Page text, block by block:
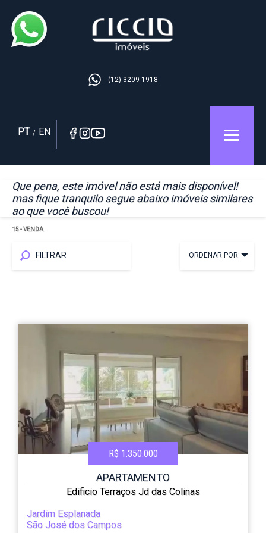
(12) 3209-1918
PT / EN
Que pena, este imóvel não está mais disponível!
mas fique tranquilo segue abaixo imóveis similares
ao que você buscou!
15- VENDA
FILTRAR ORDENAR POR:
R$ 1.350.000
APARTAMENTO
Edificio Terraços Jd das Colinas
Jardim Esplanada
São José dos Campos